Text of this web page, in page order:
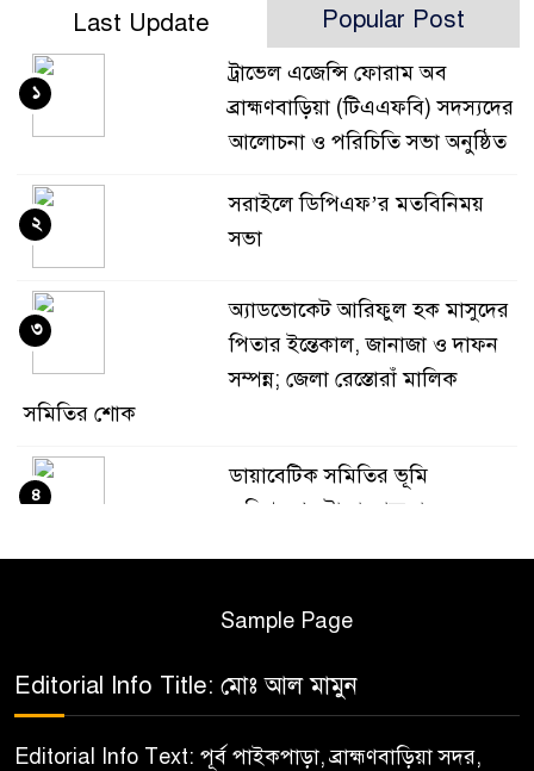
Last Update Popular Post
ট্রাভেল এজেন্সি ফোরাম অব
ব্রাহ্মণবাড়িয়া (টিএএফবি) সদস্যদের
আলোচনা ও পরিচিতি সভা অনুষ্ঠিত
১
সরাইলে ডিপিএফ’র মতবিনিময়
সভা
২
অ্যাডভোকেট আরিফুল হক মাসুদের
পিতার ইন্তেকাল, জানাজা ও দাফন
সম্পন্ন; জেলা রেস্তোরাঁ মালিক
সমিতির শোক
৩
ডায়াবেটিক সমিতির ভূমি
অধিগ্রহণের টাকা আত্মসাৎ
৪
ডায়াবেটিক সমিতির ভূমি
অধিগ্রহণের টাকা আত্মসাৎ
অভিযোগে ইকবাল হোসেনের
বিরুদ্ধে গ্রেফতারী পরোয়ানা জারী।
Sample Page
Editorial Info Title: মোঃ আল মামুন
Editorial Info Text: পূর্ব পাইকপাড়া, ব্রাহ্মণবাড়িয়া সদর,